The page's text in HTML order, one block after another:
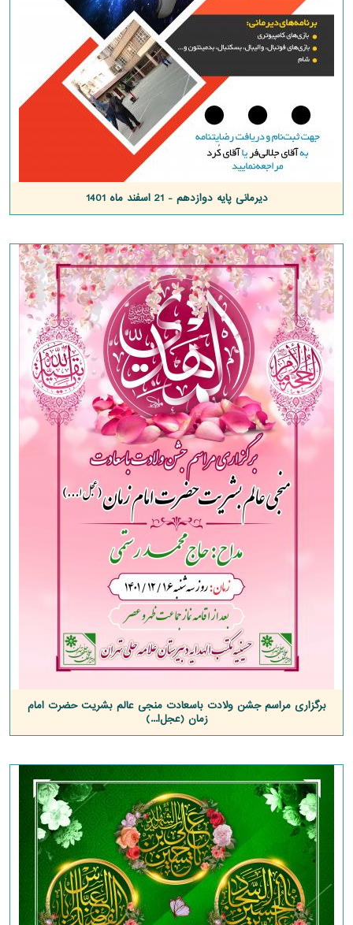
دیرمانی پایه دوازدهم - 21 اسفند ماه 1401
برگزاری مراسم جشن ولادت باسعادت منجی عالم بشریت حضرت امام
زمان (عجل‌ا...)